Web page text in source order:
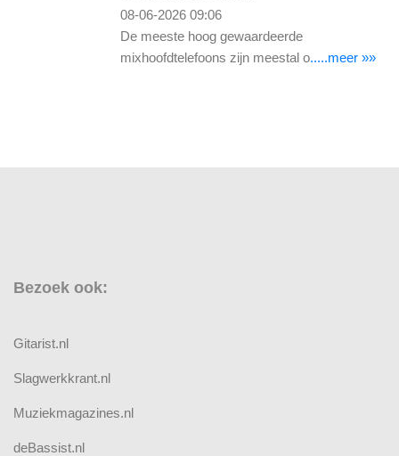
08-06-2026 09:06
De meeste hoog gewaardeerde
mixhoofdtelefoons zijn meestal o.....meer »»
Bezoek ook:
Gitarist.nl
Slagwerkkrant.nl
Muziekmagazines.nl
deBassist.nl